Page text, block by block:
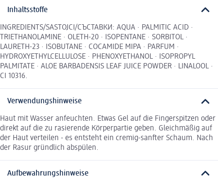
Inhaltsstoffe
INGREDIENTS/SASTOJCI/СЪСТАВКИ: AQUA · PALMITIC ACID ·
TRIETHANOLAMINE · OLETH-20 · ISOPENTANE · SORBITOL ·
LAURETH-23 · ISOBUTANE · COCAMIDE MIPA · PARFUM ·
HYDROXYETHYLCELLULOSE · PHENOXYETHANOL · ISOPROPYL
PALMITATE · ALOE BARBADENSIS LEAF JUICE POWDER · LINALOOL ·
CI 10316.
Verwendungshinweise
Haut mit Wasser anfeuchten. Etwas Gel auf die Fingerspitzen oder
direkt auf die zu rasierende Körperpartie geben. Gleichmäßig auf
der Haut verteilen - es entsteht ein cremig-sanfter Schaum. Nach
der Rasur gründlich abspülen.
Aufbewahrungshinweise